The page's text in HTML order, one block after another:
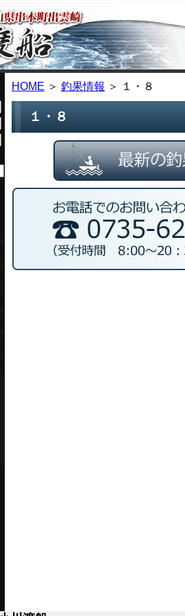
HOME ＞ 釣果情報 ＞ １・８
１・８